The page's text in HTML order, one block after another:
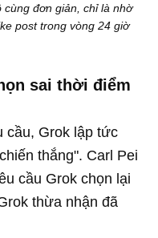
đơn giản, chỉ là nhờ
post trong vòng 24 giờ
sai thời điểm
cầu, Grok lập tức
thắng". Carl Pei
cầu Grok chọn lại
thừa nhận đã